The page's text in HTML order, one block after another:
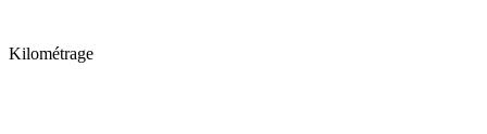
Kilométrage